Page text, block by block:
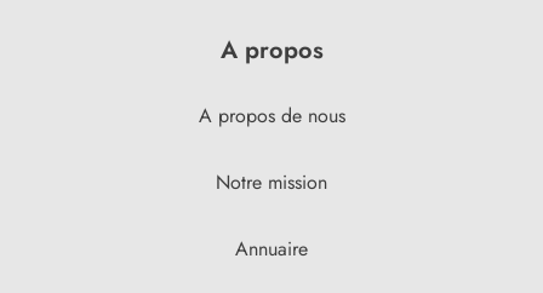
A propos
A propos de nous
Notre mission
Annuaire